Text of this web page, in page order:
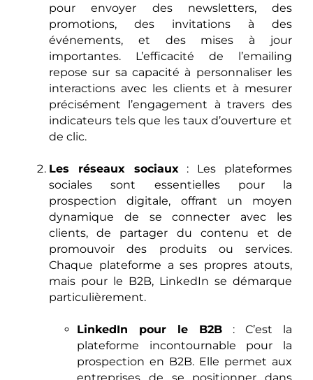
pour envoyer des newsletters, des
promotions, des invitations à des
événements, et des mises à jour
importantes. L’efficacité de l’emailing
repose sur sa capacité à personnaliser les
interactions avec les clients et à mesurer
précisément l’engagement à travers des
indicateurs tels que les taux d’ouverture et
de clic.
Les réseaux sociaux : Les plateformes
sociales sont essentielles pour la
prospection digitale, offrant un moyen
dynamique de se connecter avec les
clients, de partager du contenu et de
promouvoir des produits ou services.
Chaque plateforme a ses propres atouts,
mais pour le B2B, LinkedIn se démarque
particulièrement.
LinkedIn pour le B2B : C’est la
plateforme incontournable pour la
prospection en B2B. Elle permet aux
entreprises de se positionner dans